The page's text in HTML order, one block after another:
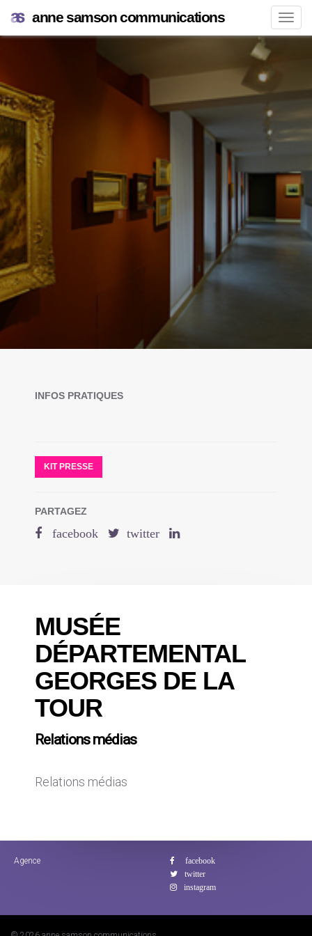
anne samson communications
INFOS PRATIQUES
KIT PRESSE
PARTAGEZ
MUSÉE
DÉPARTEMENTAL
GEORGES DE LA
TOUR
Relations médias
Relations médias
Agence